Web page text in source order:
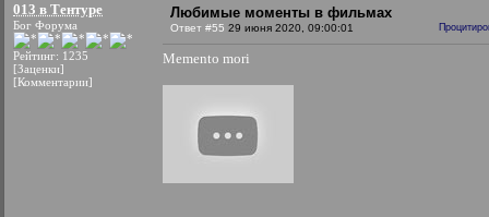
013 в Тентуре
Бог Форума
Рейтинг: 1235
[Заценки]
[Комментарии]
Любимые моменты в фильмах
Ответ #55 29 июня 2020, 09:00:01
Memento mori